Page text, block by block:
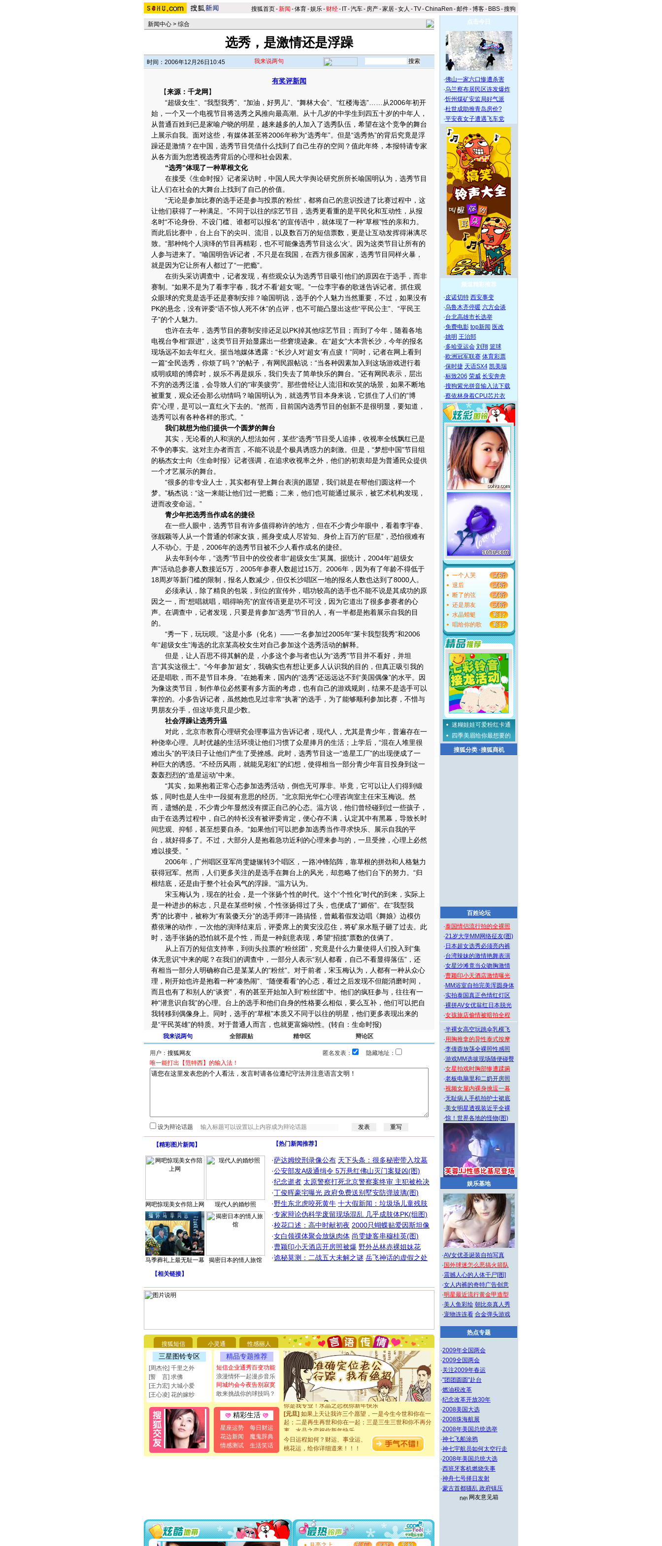
搜狐首页-新闻 -体育-娱乐- 财经- IT-汽车- 房产-家居-女人 -TV-ChinaRen -邮件-博客- BBS-搜狗
新闻中心 > 综合
选秀，是激情还是浮躁
时间：2006年12月26日10:45 我来说两句
有奖评新闻
【来源：千龙网 】
“超级女生”、“我型我秀”、“加油，好男儿”、“舞林大会”、“红楼海选”……从2006年初开
始，一个又一个电视节目将选秀之风推向最高潮。从十几岁的中学生到四五十岁的中年人，
从普通百姓到已是家喻户晓的明星，越来越多的人加入了选秀队伍，希望在这个竞争的舞台
上展示自我。 面对这些，有媒体甚至将2006年称为“选秀年”。但是“选秀热”的背后究竟是浮
躁还是激情？在中国，选秀节目凭借什么找到了自己生存的空间？值此年终，本报特请专家
从各方面为您透视选秀背后的心理和社会因素。
“选秀”体现了一种草根文化
在接受《生命时报》记者采访时，中国人民大学舆论研究所所长喻国明认为，选秀节目
让人们在社会的大舞台上找到了自己的价值。
“无论是参加比赛的选手还是参与投票的‘粉丝’，都将自己的意识投进了比赛过程中，这
让他们获得了一种满足。”不同于以往的综艺节目，选秀更看重的是平民化和互动性，从报
名时“不论身份、不设门槛、谁都可以报名”的宣传语中，就体现了一种“草根”性的亲和力。
而此后比赛中，台上台下的尖叫、流泪，以及数百万的短信票数，更是让互动发挥得淋漓尽
致。“那种纯个人演绎的节目再精彩，也不可能像选秀节目这么‘火’。因为这类节目让所有的
人参与进来了。”喻国明告诉记者，不只是在我国，在西方很多国家，选秀节目同样火暴，
就是因为它让所有人都过了“一把瘾”。
在街头采访调查中，记者发现，有些观众认为选秀节目吸引他们的原因在于选手，而非
赛制。“如果不是为了看李宇春，我才不看‘超女’呢。”一位李宇春的歌迷告诉记者。抓住观
众眼球的究竟是选手还是赛制安排？喻国明说，选手的个人魅力当然重要，不过，如果没有
PK的悬念，没有评委“语不惊人死不休”的点评，也不可能凸显出这些“平民公主”、“平民王
子”的个人魅力。
也许在去年，选秀节目的赛制安排还足以PK掉其他综艺节目；而到了今年，随着各地
电视台争相“跟进”，这类节目开始显露出一些窘境迹象。在“超女”大本营长沙，今年的报名
现场远不如去年红火。据当地媒体透露：“长沙人对‘超女’有点疲！”同时，记者在网上看到
一篇“全民选秀，你烦了吗？”的帖子，有网民跟帖说：“当各种因素加入到这场游戏进行着
或明或暗的博弈时，娱乐不再是娱乐，我们失去了简单快乐的舞台。”还有网民表示，层出
不穷的选秀泛滥，会导致人们的“审美疲劳”。那些曾经让人流泪和欢笑的场景，如果不断地
被重复，观众还会那么动情吗？喻国明认为，就选秀节目本身来说，它抓住了人们的“博
弈”心理，是可以一直红火下去的。“然而，目前国内选秀节目的创新不是很明显，要知道，
选秀可以有各种各样的形式。”
我们就想为他们提供一个圆梦的舞台
其实，无论看的人和演的人想法如何，某些“选秀”节目受人追捧，收视率全线飘红已是
不争的事实。这对主办者而言，不能不说是个极具诱惑力的刺激。但是，“梦想中国”节目组
的杨杰女士向《生命时报》记者强调，在追求收视率之外，他们的初衷却是为普通民众提供
一个才艺展示的舞台。
“很多的非专业人士，其实都有登上舞台表演的愿望，我们就是在帮他们圆这样一个
梦。”杨杰说：“这一来能让他们过一把瘾；二来，他们也可能通过展示，被艺术机构发现，
进而改变命运。”
青少年把选秀当作成名的捷径
在一些人眼中，选秀节目有许多值得称许的地方，但在不少青少年眼中，看着李宇春、
张靓颖等人从一个普通的邻家女孩，摇身变成人尽皆知、身价上百万的“巨星”，恐怕很难有
人不动心。于是，2006年的选秀节目被不少人看作成名的捷径。
从去年到今年，“选秀”节目中的佼佼者非“超级女生”莫属。据统计，2004年“超级女
声”活动总参赛人数接近5万，2005年参赛人数超过15万。2006年，因为有了年龄不得低于
18周岁等新门槛的限制，报名人数减少，但仅长沙唱区一地的报名人数也达到了8000人。
必须承认，除了精良的包装，到位的宣传外，唱功较高的选手也不能不说是其成功的原
因之一，而“想唱就唱，唱得响亮”的宣传语更是功不可没，因为它道出了很多参赛者的心
声。在调查中，记者发现，只要是肯参加“选秀”节目的人，有一半都是抱着展示自我的目
的。
“秀一下，玩玩呗。”这是小多（化名）——一名参加过2005年“莱卡我型我秀”和2006
年“超级女生”海选的北京某高校女生对自己参加这个选秀活动的解释。
但是，让人百思不得其解的是，小多这个参与者也认为“选秀”节目并不看好，并坦
言“其实这很土”。“今年参加‘超女’，我确实也有想让更多人认识我的目的，但真正吸引我的
还是唱歌，而不是节目本身。”在她看来，国内的“选秀”还远远达不到“美国偶像”的水平。因
为像这类节目，制作单位必然要有多方面的考虑，也有自己的游戏规则，结果不是选手可以
掌控的。小多告诉记者，虽然她也见过非常“执著”的选手，为了能够顺利参加比赛，不惜与
男朋友分手，但这毕竟只是少数。
社会浮躁让选秀升温
对此，北京市教育心理研究会理事温方告诉记者，现代人，尤其是青少年，普遍存在一
种侥幸心理。儿时优越的生活环境让他们习惯了众星捧月的生活；上学后，“混在人堆里很
难出头”的平淡日子让他们产生了受挫感。此时，选秀节目这一“造星工厂”的出现便成了一
种巨大的诱惑。“不经历风雨，就能见彩虹”的幻想，使得相当一部分青少年盲目投身到这一
轰轰烈烈的“造星运动”中来。
“其实，如果抱着正常心态参加选秀活动，倒也无可厚非。毕竟，它可以让人们得到锻
炼，同时也是人生中一段挺有意思的经历。”北京阳光华仁心理咨询室主任宋玉梅说。然
而，遗憾的是，不少青少年显然没有摆正自己的心态。温方说，他们曾经碰到过一些孩子，
由于在选秀过程中，自己的特长没有被评委肯定，便心存不满，认定其中有黑幕，导致长时
间悲观、抑郁，甚至想要自杀。“如果他们可以把参加选秀当作寻求快乐、展示自我的平
台，就好得多了。不过，大部分人是抱着急功近利的心理来参与的，一旦受挫，心理上必然
难以接受。”
2006年，广州唱区亚军尚雯婕辗转3个唱区，一路冲锋陷阵，靠草根的拼劲和人格魅力
获得冠军。然而，人们更多关注的是选手在舞台上的风光，却忽略了他们台下的努力。“归
根结底，还是由于整个社会风气的浮躁。”温方认为。
宋玉梅认为，现在的社会，是一个张扬个性的时代。这个“个性化”时代的到来，实际上
是一种进步的标志，只是在某些时候，个性张扬得过了头，也便成了“媚俗”。在“我型我
秀”的比赛中，被称为“有装傻天分”的选手师洋一路搞怪，曾戴着假发边唱《舞娘》边模仿
蔡依琳的动作，一次他的演绎结束后，评委席上的黄安没忍住，将矿泉水瓶子砸了过去。此
时，选手张扬的恐怕就不是个性，而是一种刻意表现，希望“招揽”票数的伎俩了。
从上百万的短信支持率，到街头拉票的“粉丝团”，究竟是什么力量使得人们投入到“集
体无意识”中来的呢？在我们的调查中，一部分人表示“别人都看，自己不看显得落伍”，还
有相当一部分人明确称自己是某某人的“粉丝”。对于前者，宋玉梅认为，人都有一种从众心
理，刚开始也许是抱着一种“凑热闹”、“随便看看”的心态，看过之后发现不但能消磨时间，
而且也有了和别人的“谈资”，有的甚至开始加入到“粉丝团”中。他们的疯狂参与，往往有一
种“潜意识自我”的心理。台上的选手和他们自身的性格要么相似，要么互补，他们可以把自
我转移到偶像身上。同时，选手的“草根”本质又不同于以往的明星，他们更多表现出来的
是“平民英雄”的特质。对于普通人而言，也就更富煽动性。(转自：生命时报)
我来说两句 全部跟贴 精华区 辩论区
用户： 匿名发表：
隐藏地址：
唯一能打出【范特西】的输入法！
设为辩论话题
【精彩图片新闻 】
网吧惊现美女作陪上网 现代人的婚纱照
马季葬礼上最无耻一幕 揭密日本的情人旅馆
【热门新闻推荐】
·萨达姆绞刑录像公布 天下头条：很多秘密带入坟墓
·公安部发A级通缉令 5万悬红佛山灭门案疑凶(图)
·纪念逝者 太原警察打死北京警察案终审 主犯被枪决
·丁俊晖豪宅曝光 政府免费送别墅安防弹玻璃(图)
·野生东北虎咬死黄牛 十大假新闻：垃圾场儿童残肢
·专家辩论伪科学废留现场混乱 几乎成肢体PK(组图)
·校花口述：高中时献初夜 2000只蝴蝶贴爱因斯坦像
·女白领祼体聚会放纵肉体 尚雯婕客串穆桂英(图)
·曹颖印小天酒店开房照被爆 野外丛林赤裸姐妹花
·诡秘莫测：二战五大未解之谜 岳飞神话的虚假之处
【相关链接】
搜狐短信 小灵通 性感丽人
三星图铃专区
[周杰伦] 千里之外
[誓 言] 求佛
[王力宏] 大城小爱
[王心凌] 花的嫁纱
精品专题推荐
短信企业通秀百变功能
浪漫情怀一起漫步音乐
同城约会今夜告别寂寞
敢来挑战你的球技吗？
精彩生活
星座运势
每日财运
花边新闻
魔鬼辞典
情感测试
生活笑话
要平安！千万要知足！千万不要忘记我！
[圣诞节]不只这样的日子才会想起你,而是这样的日子才
能正大光明地骚扰你,告诉你,圣诞要快乐!新年要快乐!天天
都要快乐噢!
[圣诞节]奉上一颗祝福的心,在这个特别的日子里,愿幸福,
如意,快乐,鲜花,一切美好的祝愿与你同在.圣诞快乐!
[元旦]看到你我会触电；看不到你我要充电；没有你我会
断电。爱你是我职业，想你是我事业，抱你是我特长，吻
你是我专业！水晶之恋祝你新年快乐
[元旦]如果上天让我许三个愿望，一是今生今世和你在一
起；二是再生再世和你在一起；三是三生三世和你不再分
离。水晶之恋祝你新年快乐
泣，这痛楚让我明白我多么爱你。我转身抱住你：这猪不
卖了。水晶之恋祝你新年快乐。
要平安！千万要知足！千万不要忘记我！
[圣诞节]不只这样的日子才会想起你,而是这样的日子才
能正大光明地骚扰你,告诉你,圣诞要快乐!新年要快乐!天天
今日运程如何？财运、事业运、
桃花运，给你详细道来！！！
点击今日
·佛山一家六口惨遭杀害
·乌兰察布居民区连发爆炸
·忻州煤矿安监局好气派
·杜世成助推青岛房价?
·平安夜女子遭遇飞车党
频道精彩推荐
·皮诺切特 西安事变
·乌鲁木齐停暖 六方会谈
·台北高雄市长选举
·免费电影 top新闻 医改
·姚明 王治郅
·多哈亚运会 刘翔 篮球
·欧洲冠军联赛 体育彩票
·保时捷 天语SX4 凯美瑞
·标致206 荣威 长安奔奔
·搜狗紫光拼音输入法下载
·蔡依林身着CPU芯片衣
一个人哭
退后
断了的弦
还是朋友
水晶蜻蜓
唱给你的歌
迷糊娃娃可爱粉红卡通
四季美眉给你最想要的
搜狐分类·搜狐商机
百姓论坛
·泰国情侣流行拍的全裸照
·21岁大学MM网络征友(图)
· 日本超女选秀必须亮内裤
·台湾辣妹的激情艳舞表演
·女星沙滩竟当众吻胸激情
·曹颖印小天酒店激情曝光
· MM浴室自拍完美浑圆身体
·实拍泰国真正色情红灯区
·裸拼AV女优翁红日本脱光
·女孩旅店偷情被暗拍全程
·半裸女高空玩跳伞乳横飞
·用胸推拿的异性泰式按摩
·李倩蓉放荡全裸照性感照
·游戏MM选拔现场随便碰臀
·女星拍戏时胸部惨遭蹂躏
·老板电脑里和二奶开房照
·视频女屋内裸身挑逗一幕
·无耻病人手机拍护士裙底
·美女明星透视装近乎全裸
·惊！世界各地的怪物(图)
娱乐基地
·AV女优圣诞装自拍写真
· 国外球迷怎么恶搞火箭队
·震撼人心的人体干尸[图]
·女人内裤的奇特广告创意
·明星最近流行黄金甲造型
·美人鱼彩绘 朝比奈真人秀
·宠物连连看 合金弹头游戏
热点专题
·2009年全国两会
·2009全国两会
·关注2009年春运
·"团团圆圆"赴台
·燃油税改革
·纪念改革开放30年
·2008美国大选
·2008珠海航展
·2008年美国总统选举
·神七飞船涂鸦
·神七宇航员如何太空行走
·2008年美国总统大选
·西班牙客机燃烧失事
·神舟七号择日发射
·蒙古首都骚乱 政府镇压
网友意见箱